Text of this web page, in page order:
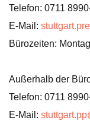
Telefon: 0711
E-Mail:
Bürozeiten:
Außerhalb der
Telefon: 0711
E-Mail: